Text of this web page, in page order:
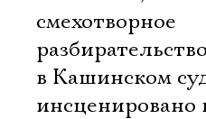
смехотворное
разбирательство
в Кашинском
инсценировано